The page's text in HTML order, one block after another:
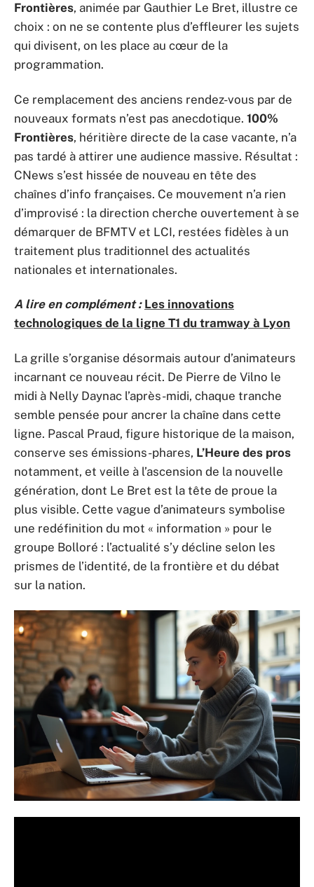
Frontières, animée par Gauthier Le Bret, illustre ce
choix : on ne se contente plus d’effleurer les sujets
qui divisent, on les place au cœur de la
programmation.
Ce remplacement des anciens rendez-vous par de
nouveaux formats n’est pas anecdotique. 100%
Frontières, héritière directe de la case vacante, n’a
pas tardé à attirer une audience massive. Résultat :
CNews s’est hissée de nouveau en tête des
chaînes d’info françaises. Ce mouvement n’a rien
d’improvisé : la direction cherche ouvertement à se
démarquer de BFMTV et LCI, restées fidèles à un
traitement plus traditionnel des actualités
nationales et internationales.
A lire en complément : Les innovations
technologiques de la ligne T1 du tramway à Lyon
La grille s’organise désormais autour d’animateurs
incarnant ce nouveau récit. De Pierre de Vilno le
midi à Nelly Daynac l’après-midi, chaque tranche
semble pensée pour ancrer la chaîne dans cette
ligne. Pascal Praud, figure historique de la maison,
conserve ses émissions-phares, L’Heure des pros
notamment, et veille à l’ascension de la nouvelle
génération, dont Le Bret est la tête de proue la
plus visible. Cette vague d’animateurs symbolise
une redéfinition du mot « information » pour le
groupe Bolloré : l’actualité s’y décline selon les
prismes de l’identité, de la frontière et du débat
sur la nation.